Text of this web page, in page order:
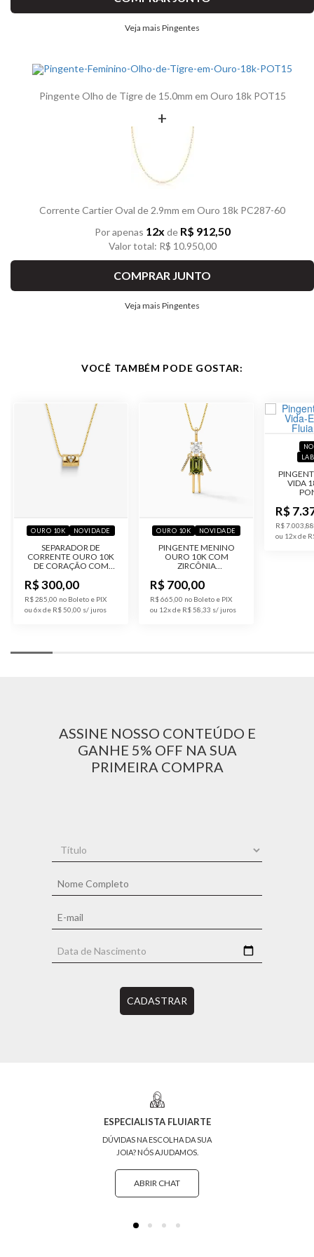
Veja mais Pingentes
Pingente Olho de Tigre de 15.0mm em Ouro 18k POT15
+
Corrente Cartier Oval de 2.9mm em Ouro 18k PC287-60
Por apenas 12x de R$ 912,50
Valor total: R$ 10.950,00
COMPRAR JUNTO
Veja mais Pingentes
VOCÊ TAMBÉM PODE GOSTAR:
OURO 10K NOVIDADE
SEPARADOR DE
CORRENTE OURO 10K
DE CORAÇÃO COM
R$ 300,00
R$ 285,00 no Boleto e PIX
ou 6x de R$ 50,00
OURO 10K NOVIDADE
PINGENTE MENINO
OURO 10K COM
ZIRCÔNIA
R$ 700,00
R$ 665,00 no Boleto e PIX
ou 12x de R$ 58,33
VIDA
R$
R$
ou 12x de
ASSINE NOSSO CONTEÚDO E
GANHE 5% OFF NA SUA
PRIMEIRA COMPRA
CADASTRAR
ESPECIALISTA FLUIARTE
DÚVIDAS NA ESCOLHA DA SUA
JOIA? NÓS AJUDAMOS.
ABRIR CHAT